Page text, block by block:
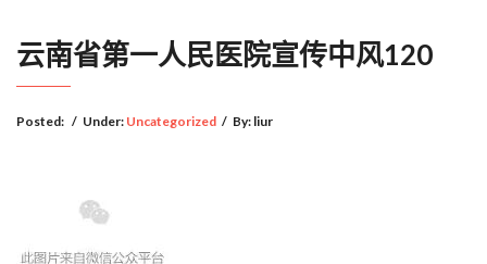
云南省第一人民医院宣传中风120
Posted: / Under: Uncategorized / By: liur